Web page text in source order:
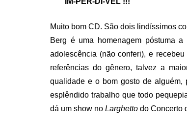
Muito bom CD. São dois lindíssimos
Berg é uma homenagem póstuma
adolescência (não conferi), e
referências do gênero, talvez a
qualidade e o bom gosto de alguém,
esplêndido trabalho que todo
dá um show no Larghetto do Concerto